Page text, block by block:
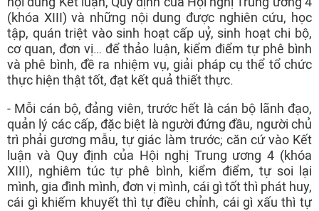
(khóa XIII) và những nội dung được nghiên cứu, học
tập, quán triệt vào sinh hoạt cấp uỷ, sinh hoạt chi bộ,
cơ quan, đơn vị… để thảo luận, kiểm điểm tự phê bình
và phê bình, đề ra nhiệm vụ, giải pháp cụ thể tổ chức
thực hiện thật tốt, đạt kết quả thiết thực.
- Mỗi cán bộ, đảng viên, trước hết là cán bộ lãnh đạo,
quản lý các cấp, đặc biệt là người đứng đầu, người chủ
trì phải gương mẫu, tự giác làm trước; căn cứ vào Kết
luận và Quy định của Hội nghị Trung ương 4 (khóa
XIII), nghiêm túc tự phê bình, kiểm điểm, tự soi lại
mình, gia đình mình, đơn vị mình, cái gì tốt thì phát huy,
cái gì khiếm khuyết thì tự điều chỉnh, cái gì xấu thì tự